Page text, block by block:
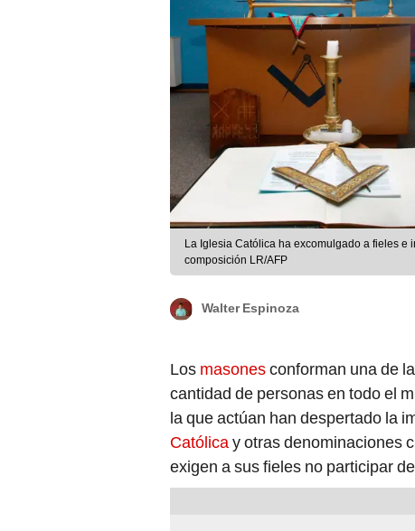
La Iglesia Católica ha excomulgado a fieles e
composición LR/AFP
Walter Espinoza
Los masonesconforman una de
cantidad de personas en todo el
la que actúan han despertado la
Católicay otras denominaciones
exigen a sus fieles no participar